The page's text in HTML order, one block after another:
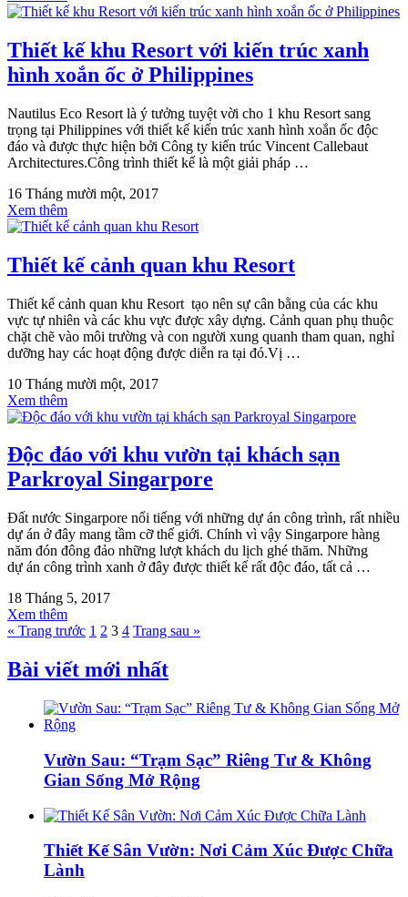
Thiết kế khu Resort với kiến trúc xanh
hình xoắn ốc ở Philippines
Nautilus Eco Resort là ý tưởng tuyệt vời cho 1 khu Resort sang
trọng tại Philippines với thiết kế kiến trúc xanh hình xoắn ốc độc
đáo và được thực hiện bởi Công ty kiến trúc Vincent Callebaut
Architectures.Công trình thiết kế là một giải pháp …
16 Tháng mười một, 2017
Xem thêm
Thiết kế cảnh quan khu Resort
Thiết kế cảnh quan khu Resort tạo nên sự cân bằng của các khu
vực tự nhiên và các khu vực được xây dựng. Cảnh quan phụ thuộc
chặt chẽ vào môi trường và con người xung quanh tham quan, nghỉ
dưỡng hay các hoạt động được diễn ra tại đó.Vị …
10 Tháng mười một, 2017
Xem thêm
Độc đáo với khu vườn tại khách sạn
Parkroyal Singarpore
Đất nước Singarpore nổi tiếng với những dự án công trình, rất nhiều
dự án ở đây mang tầm cỡ thế giới. Chính vì vậy Singarpore hàng
năm đón đông đảo những lượt khách du lịch ghé thăm. Những
dự án công trình xanh ở đây được thiết kế rất độc đáo, tất cả …
18 Tháng 5, 2017
Xem thêm
« Trang trước 1 2 3 4 Trang sau »
Bài viết mới nhất
Vườn Sau: “Trạm Sạc” Riêng Tư & Không
Gian Sống Mở Rộng
Thiết Kế Sân Vườn: Nơi Cảm Xúc Được Chữa
Lành